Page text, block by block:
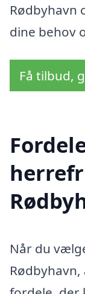
Rødbyhavn
dine behov
Få tilbud,
Når du